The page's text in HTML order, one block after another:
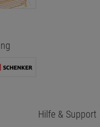
Hilfe & Support